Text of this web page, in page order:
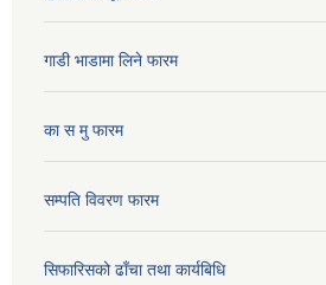
गाडी भाडामा लिने फारम
का स मु फारम
सम्पति विवरण फारम
सिफारिसको ढाँचा तथा कार्यबिधि